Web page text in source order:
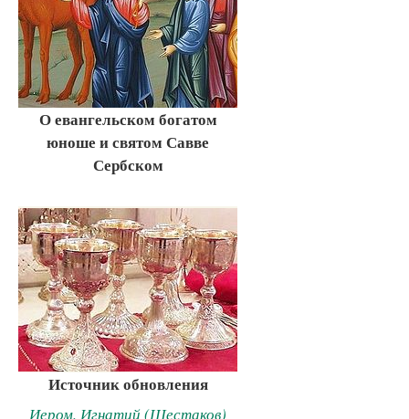
О евангельском богатом
юноше и святом Савве
Сербском
Источник обновления
Иером. Игнатий (Шестаков)